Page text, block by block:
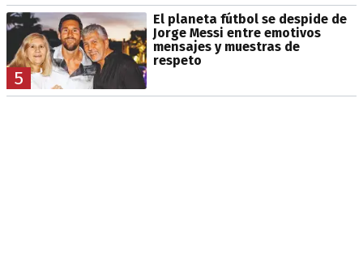
5
El planeta fútbol se despide de
Jorge Messi entre emotivos
mensajes y muestras de
respeto